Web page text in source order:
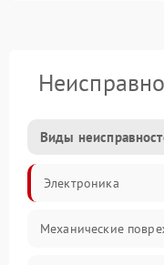
Виды
Электроника
Механические